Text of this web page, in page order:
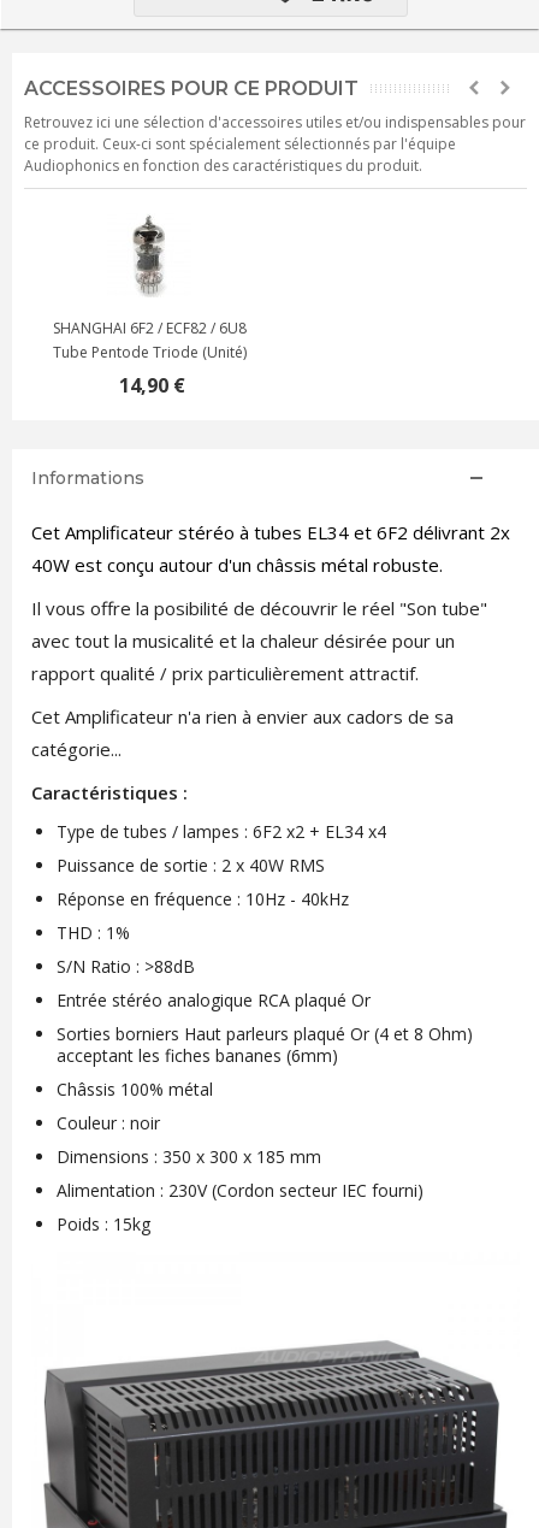
ACCESSOIRES POUR CE PRODUIT
Retrouvez ici une sélection d'accessoires utiles et/ou indispensables pour
ce produit. Ceux-ci sont spécialement sélectionnés par l'équipe
Audiophonics en fonction des caractéristiques du produit.
SHANGHAI 6F2 / ECF82 / 6U8
Tube Pentode Triode (Unité)
14,90 €
Informations
Cet Amplificateur stéréo à tubes EL34 et 6F2 délivrant 2x
40W est conçu autour d'un châssis métal robuste.
Il vous offre la posibilité de découvrir le réel "Son tube"
avec tout la musicalité et la chaleur désirée pour un
rapport qualité / prix particulièrement attractif.
Cet Amplificateur n'a rien à envier aux cadors de sa
catégorie...
Caractéristiques :
Type de tubes / lampes : 6F2 x2 + EL34 x4
Puissance de sortie : 2 x 40W RMS
Réponse en fréquence : 10Hz - 40kHz
THD : 1%
S/N Ratio : >88dB
Entrée stéréo analogique RCA plaqué Or
Sorties borniers Haut parleurs plaqué Or (4 et 8 Ohm)
acceptant les fiches bananes (6mm)
Châssis 100% métal
Couleur : noir
Dimensions : 350 x 300 x 185 mm
Alimentation : 230V (Cordon secteur IEC fourni)
Poids : 15kg